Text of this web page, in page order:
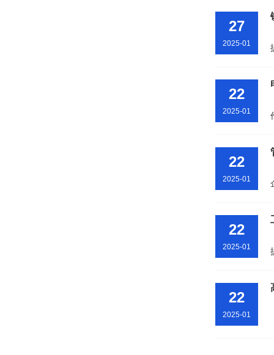
27
2025-01
22
2025-01
22
2025-01
22
2025-01
22
2025-01